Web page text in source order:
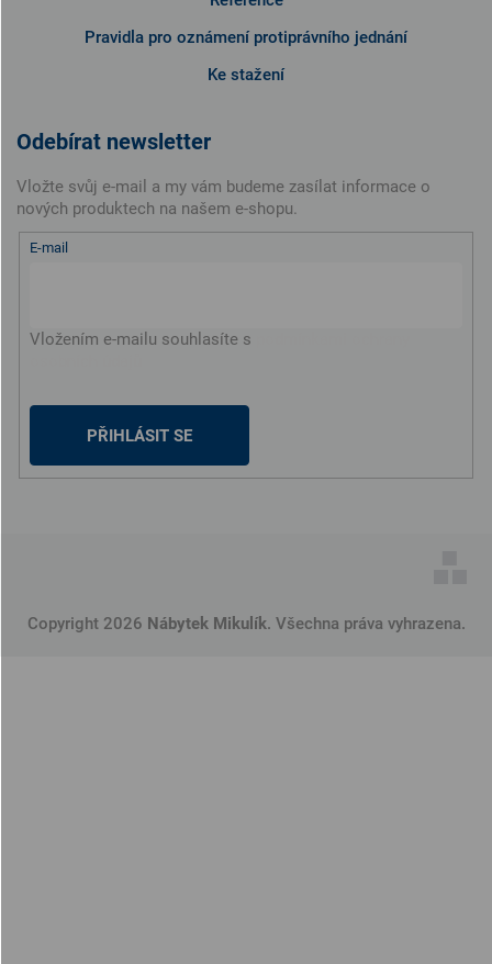
Pravidla pro oznámení protiprávního jednání
Ke stažení
Odebírat newsletter
Vložte svůj e-mail a my vám budeme zasílat informace o
nových produktech na našem e-shopu.
E-mail
Vložením e-mailu souhlasíte s
PŘIHLÁSIT SE
Copyright 2026 Nábytek Mikulík. Všechna práva vyhrazena.